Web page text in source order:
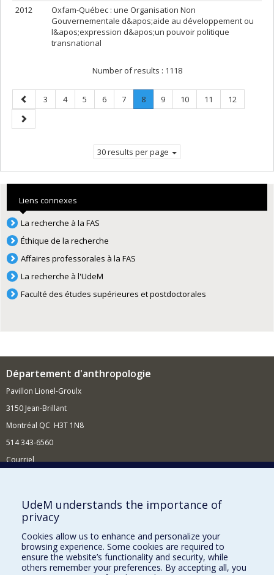
2012
Oxfam-Québec : une Organisation Non
Gouvernementale d&apos;aide au développement ou
l&apos;expression d&apos;un pouvoir politique
transnational
Number of results : 1118
Previous
page
Page
3 Page
4 Page
5 Page
6 Page
7 Page
8.
Current
Page
9 Page
10 Page
11 Page
12
Next
page
30 results per page
Liens connexes
La recherche à la FAS
Éthique de la recherche
Affaires professorales à la FAS
La recherche à l'UdeM
Faculté des études supérieures et postdoctorales
Département d'anthropologie
Pavillon Lionel-Groulx
3150 Jean-Brillant
Montréal QC H3T 1N8
514 343-6560
Courriel
Comment soutenir le Département?
BESOIN D'AIDE?
Plan du site
Signaler une erreur
Accessibilité
UdeM understands the importance of
privacy
Cookies allow us to enhance and personalize your
browsing experience. Some cookies are required to
ensure the website’s functionality and security, while
others remember your preferences. By accepting all, you